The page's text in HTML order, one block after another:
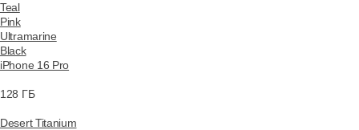
Teal
Pink
Ultramarine
Black
iPhone 16 Pro
128 ГБ
Desert Titanium